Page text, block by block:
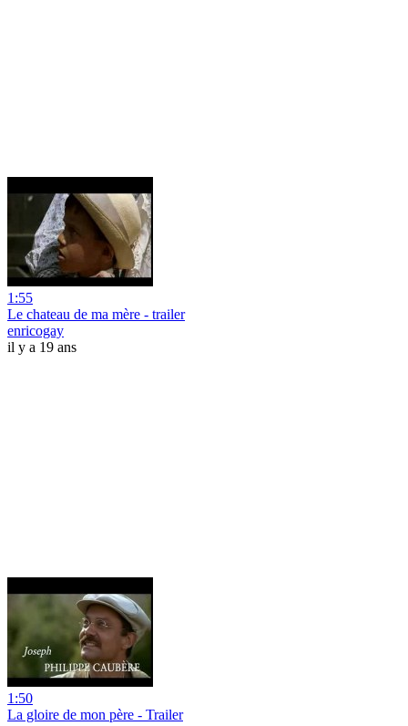
1:55
Le chateau de ma mère - trailer
enricogay
il y a 19 ans
1:50
La gloire de mon père - Trailer